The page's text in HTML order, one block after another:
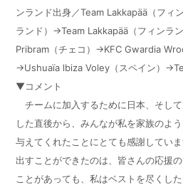
ンランド出身／Team Lakkapää（フィ
ランド）→Team Lakkapää（フィンラ
Pribram（チェコ）→KFC Gwardia
→Ushuaïa lbiza Voley（スペイン）
▼コメント
チームに加入するために日本、そし
した直後から、みんなが私を家族のよ
与えてくれたことにとても感謝してい
出すことができたのは、皆さんの応援
ことがあっても、私はベストを尽くした